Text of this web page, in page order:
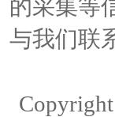
的采集等
与我们联